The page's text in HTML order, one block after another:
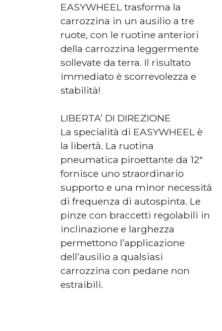
EASYWHEEL trasforma la
carrozzina in un ausilio a tre
ruote, con le ruotine anteriori
della carrozzina leggermente
sollevate da terra. Il risultato
immediato è scorrevolezza e
stabilità!
LIBERTA’ DI DIREZIONE
La specialità di EASYWHEEL è
la libertà. La ruotina
pneumatica piroettante da 12″
fornisce uno straordinario
supporto e una minor necessità
di frequenza di autospinta. Le
pinze con braccetti regolabili in
inclinazione e larghezza
permettono l’applicazione
dell’ausilio a qualsiasi
carrozzina con pedane non
estraibili.